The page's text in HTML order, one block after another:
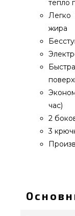
тепло
Легко
жира
час)
2
3
Weber, США
299 грн. в